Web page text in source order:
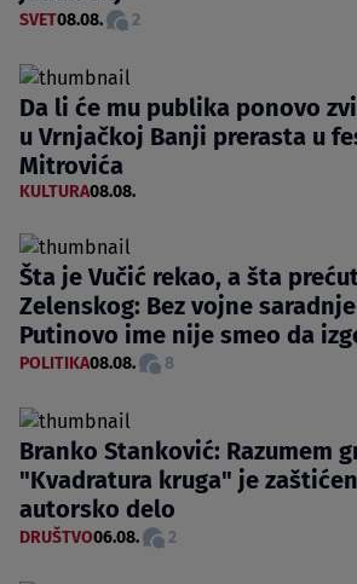
SVET08.08. 2
Da li će mu publika ponovo
u Vrnjačkoj Banji prerasta u
Mitrovića
KULTURA08.08.
Šta je Vučić rekao, a šta
Zelenskog: Bez vojne
Putinovo ime nije smeo da
POLITIKA08.08. 8
Branko Stanković: Razumem
"Kvadratura kruga" je
autorsko delo
DRUŠTVO06.08. 2